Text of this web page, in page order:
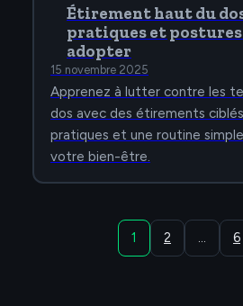
Étirement haut du
pratiques et postures
adopter
15 novembre 2025
Apprenez à lutter contre les
dos avec des étirements
pratiques et une routine
votre bien-être.
1 2 … 6